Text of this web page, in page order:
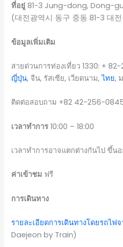
ที่อยู่ 81-3 Jung-dong, Dong-
(대전광역시 동구 중동 81-3 대
ข้อมูลเพิ่มเติม
สายด่วนการท่องเที่ยว 1330: +
ญี่ปุ่น, จีน, รัสเซีย, เวียดนาม,ไทย,
ติดต่อสอบถาม +82 42-256-
เวลาทำการ 10:00 – 18:00
เวลาทำการอาจแตกต่างกันไป ขึ้น
ค่าเข้าชม ฟรี
การเดินทาง
รายละเอียดการเดินทางโดยรถไ
Daejeon by Train)